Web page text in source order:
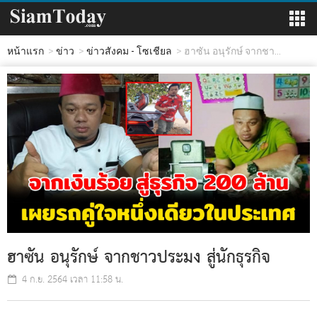
หน้าแรก ข่าว ข่าวสังคม - โซเชียล ฮาซัน อนุรักษ์ จากชา...
ฮาซัน อนุรักษ์ จากชาวประมง สู่นักธุรกิจ
4 ก.ย. 2564 เวลา 11:58 น.